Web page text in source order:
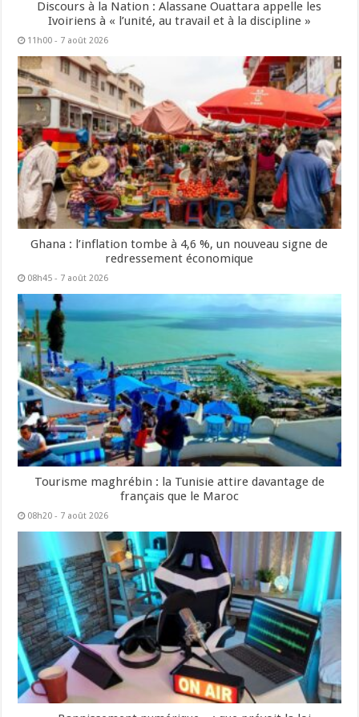
Discours à la Nation : Alassane Ouattara appelle les
Ivoiriens à « l’unité, au travail et à la discipline »
11h00 - 7 août 2026
Ghana : l’inflation tombe à 4,6 %, un nouveau signe de
redressement économique
08h45 - 7 août 2026
Tourisme maghrébin : la Tunisie attire davantage de
français que le Maroc
08h20 - 7 août 2026